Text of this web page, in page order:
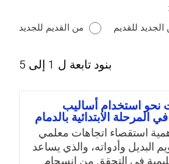
للقديم
من القديم للجديد
بنود تابعة ل 1 إلى 5
نحو استخدام أساليب
المرحلة الابتدائية بالدمام
استقصاء اتجاهات معلمي
البديل وأدواته، والذي يساعد